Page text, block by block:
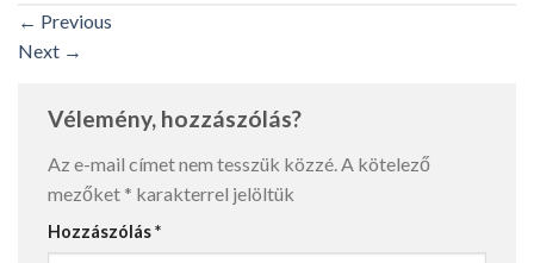
← Previous
Next →
Vélemény, hozzászólás?
Az e-mail címet nem tesszük közzé.A kötelező
mezőket * karakterrel jelöltük
Hozzászólás*